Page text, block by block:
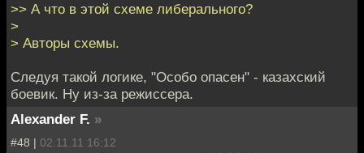
>> А что в этой схеме либерального?
>
> Авторы схемы.
Следуя такой логике, "Особо опасен" - казахский
боевик. Ну из-за режиссера.
Alexander F. »
#48 | 02.11.11 16:12